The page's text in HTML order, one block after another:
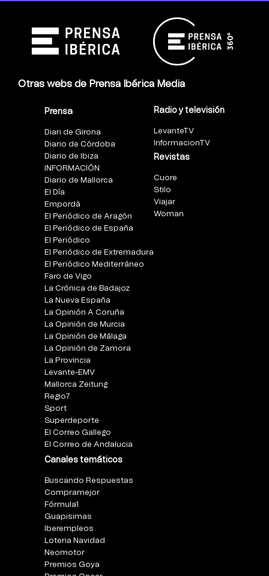
Otras webs de Prensa Ibérica Media
Prensa
Diari de Girona
Diario de Córdoba
Diario de Ibiza
INFORMACIÓN
Diario de Mallorca
El Día
Empordà
El Periódico de Aragón
El Periódico de España
El Periódico
El Periódico de Extremadura
El Periódico Mediterráneo
Faro de Vigo
La Crónica de Badajoz
La Nueva España
La Opinión A Coruña
La Opinión de Murcia
La Opinión de Málaga
La Opinión de Zamora
La Provincia
Levante-EMV
Mallorca Zeitung
Regio7
Sport
Superdeporte
El Correo Gallego
El Correo de Andalucia
Canales temáticos
Buscando Respuestas
Compramejor
Fórmula1
Guapisimas
Iberempleos
Loteria Navidad
Neomotor
Premios Goya
Radio y televisión
LevanteTV
InformacionTV
Revistas
Cuore
Stilo
Viajar
Woman